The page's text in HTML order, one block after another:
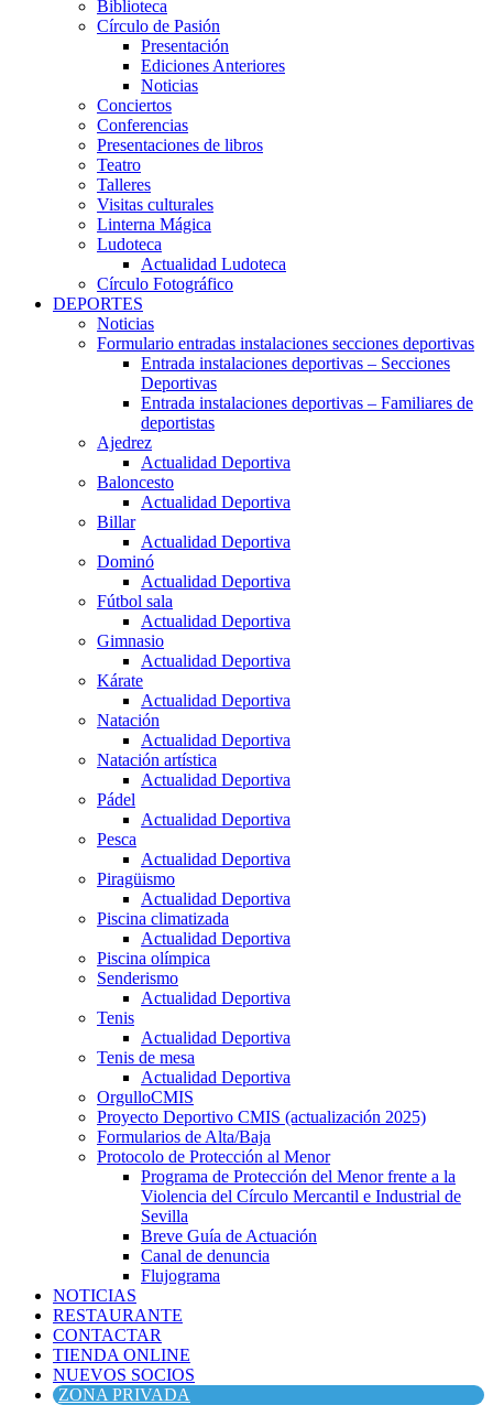
Biblioteca
Círculo de Pasión
Presentación
Ediciones Anteriores
Noticias
Conciertos
Conferencias
Presentaciones de libros
Teatro
Talleres
Visitas culturales
Linterna Mágica
Ludoteca
Actualidad Ludoteca
Círculo Fotográfico
DEPORTES
Noticias
Formulario entradas instalaciones secciones deportivas
Entrada instalaciones deportivas – Secciones
Deportivas
Entrada instalaciones deportivas – Familiares de
deportistas
Ajedrez
Actualidad Deportiva
Baloncesto
Actualidad Deportiva
Billar
Actualidad Deportiva
Dominó
Actualidad Deportiva
Fútbol sala
Actualidad Deportiva
Gimnasio
Actualidad Deportiva
Kárate
Actualidad Deportiva
Natación
Actualidad Deportiva
Natación artística
Actualidad Deportiva
Pádel
Actualidad Deportiva
Pesca
Actualidad Deportiva
Piragüismo
Actualidad Deportiva
Piscina climatizada
Actualidad Deportiva
Piscina olímpica
Senderismo
Actualidad Deportiva
Tenis
Actualidad Deportiva
Tenis de mesa
Actualidad Deportiva
OrgulloCMIS
Proyecto Deportivo CMIS (actualización 2025)
Formularios de Alta/Baja
Protocolo de Protección al Menor
Programa de Protección del Menor frente a la
Violencia del Círculo Mercantil e Industrial de
Sevilla
Breve Guía de Actuación
Canal de denuncia
Flujograma
NOTICIAS
RESTAURANTE
CONTACTAR
TIENDA ONLINE
NUEVOS SOCIOS
ZONA PRIVADA